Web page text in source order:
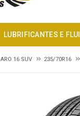
LUBRIFICANTES E
ARO 16 SUV 235/70R16